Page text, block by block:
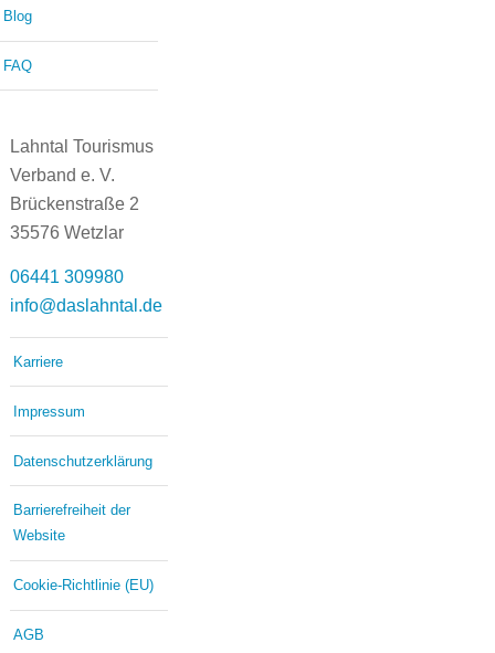
Blog
FAQ
Lahntal Tourismus
Verband e. V.
Brückenstraße 2
35576 Wetzlar
06441 309980
info@daslahntal.de
Karriere
Impressum
Datenschutzerklärung
Barrierefreiheit der
Website
Cookie-Richtlinie (EU)
AGB